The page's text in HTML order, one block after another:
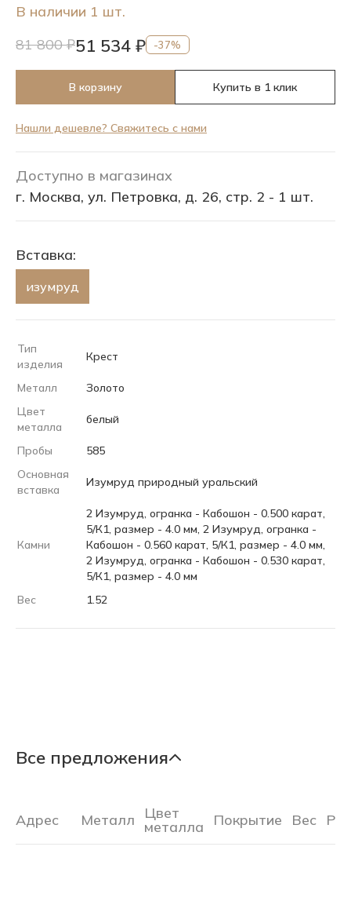
В наличии 1 шт.
81 800 ₽51 534 ₽ -37%
В корзину Купить в 1 клик
Нашли дешевле? Свяжитесь с нами
Доступно в магазинах
г. Москва, ул. Петровка, д. 26, стр. 2 - 1 шт.
Вставка:
изумруд
Тип
изделия
Крест
Металл
Золото
Цвет
металла
белый
Пробы
585
Основная
вставка
Изумруд природный уральский
Камни
2 Изумруд, огранка - Кабошон - 0.500 карат,
5/К1, размер - 4.0 мм, 2 Изумруд, огранка -
Кабошон - 0.560 карат, 5/К1, размер - 4.0 мм,
2 Изумруд, огранка - Кабошон - 0.530 карат,
5/К1, размер - 4.0 мм
Вес
1.52
Все предложения
Адрес Металл Цвет
металла Покрытие Вес